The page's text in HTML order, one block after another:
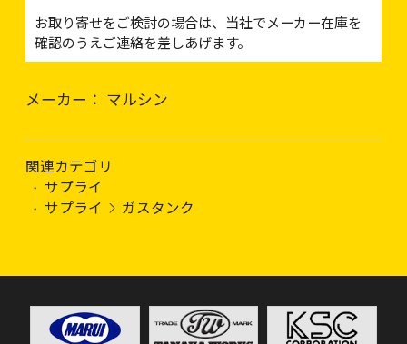
お取り寄せをご検討の場合は、当社でメーカー在庫を
確認のうえご連絡を差しあげます。
メーカー： マルシン
関連カテゴリ
サプライ
サプライ
ガスタンク